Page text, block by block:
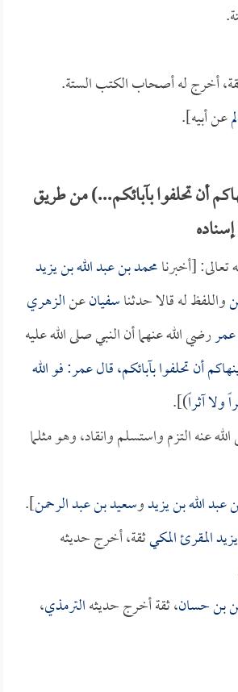
أخرج له أصحاب الكتب الستة.
عن أبيه].
أن تحلفوا بآبائكم...) من طريق
[أخبرنامحمد بن عبد الله بن يزيد
واللفظ له قالا حدثناسفيانعنالزهري
عمررضي الله عنهما أن النبي صلى الله عليه
أن تحلفوا بآبائكم، قالعمر: فو الله
ولا آثراً)].
عنه التزم واستسلم وانقاد، وهو مثلما
عبد الله بن يزيدوسعيد بن عبد الرحمن].
المقرئ المكيثقة، أخرج حديثه
بن حسان، ثقة أخرج حديثهالترمذي،